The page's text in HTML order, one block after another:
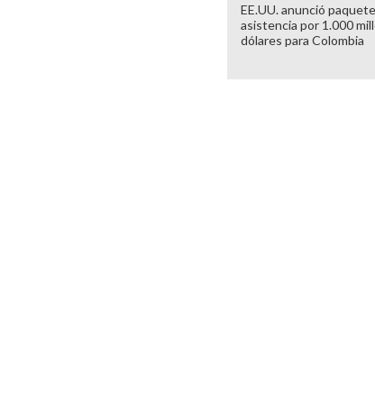
EE.UU. anunció
asistencia por 1.000
dólares para Colombia